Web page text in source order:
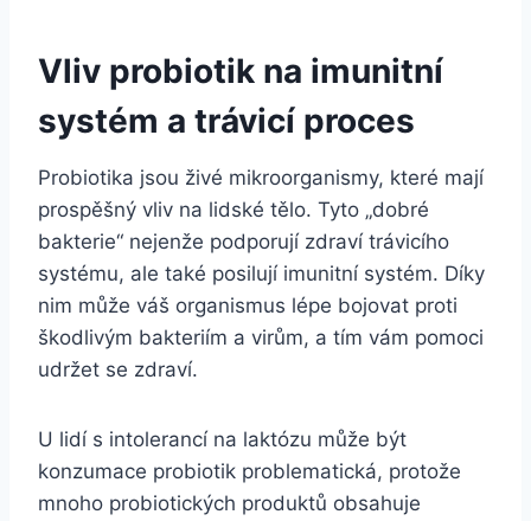
Vliv probiotik na imunitní
systém a trávicí proces
Probiotika jsou živé mikroorganismy, které mají
prospěšný vliv na lidské tělo. Tyto „dobré
bakterie“ nejenže podporují zdraví trávicího
systému, ale také posilují imunitní systém. Díky
nim může váš organismus lépe bojovat proti
škodlivým bakteriím a virům, a tím vám pomoci
udržet se zdraví.
U lidí s intolerancí na laktózu může být
konzumace probiotik problematická, protože
mnoho probiotických produktů obsahuje